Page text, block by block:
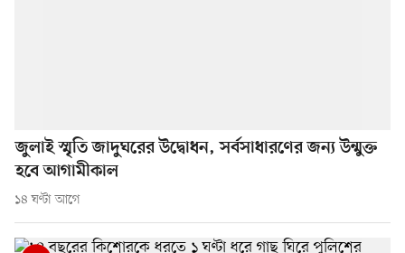
জুলাই স্মৃতি জাদুঘরের উদ্বোধন, সর্বসাধারণের জন্য উন্মুক্ত
হবে আগামীকাল
১৪ ঘণ্টা আগে